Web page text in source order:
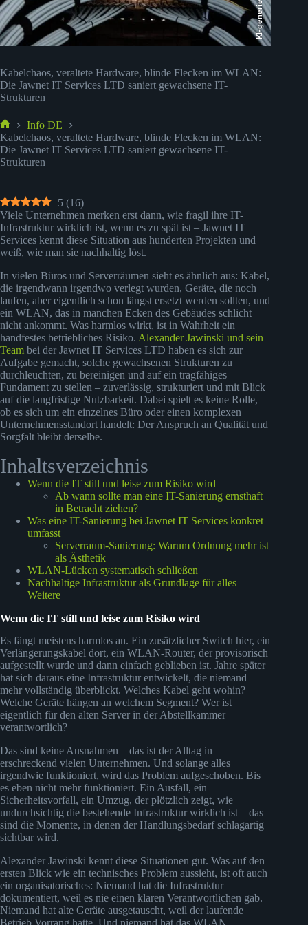
KI-generiert
Kabelchaos, veraltete Hardware, blinde Flecken im WLAN:
Die Jawnet IT Services LTD saniert gewachsene IT-
Strukturen
Start
Info DE
Kabelchaos, veraltete Hardware, blinde Flecken im WLAN:
Die Jawnet IT Services LTD saniert gewachsene IT-
Strukturen
5 (16)
Viele Unternehmen merken erst dann, wie fragil ihre IT-
Infrastruktur wirklich ist, wenn es zu spät ist – Jawnet IT
Services kennt diese Situation aus hunderten Projekten und
weiß, wie man sie nachhaltig löst.
In vielen Büros und Serverräumen sieht es ähnlich aus: Kabel,
die irgendwann irgendwo verlegt wurden, Geräte, die noch
laufen, aber eigentlich schon längst ersetzt werden sollten, und
ein WLAN, das in manchen Ecken des Gebäudes schlicht
nicht ankommt. Was harmlos wirkt, ist in Wahrheit ein
handfestes betriebliches Risiko. Alexander Jawinski und sein
Team bei der Jawnet IT Services LTD haben es sich zur
Aufgabe gemacht, solche gewachsenen Strukturen zu
durchleuchten, zu bereinigen und auf ein tragfähiges
Fundament zu stellen – zuverlässig, strukturiert und mit Blick
auf die langfristige Nutzbarkeit. Dabei spielt es keine Rolle,
ob es sich um ein einzelnes Büro oder einen komplexen
Unternehmensstandort handelt: Der Anspruch an Qualität und
Sorgfalt bleibt derselbe.
Inhaltsverzeichnis
Wenn die IT still und leise zum Risiko wird
Ab wann sollte man eine IT-Sanierung ernsthaft
in Betracht ziehen?
Was eine IT-Sanierung bei Jawnet IT Services konkret
umfasst
Serverraum-Sanierung: Warum Ordnung mehr ist
als Ästhetik
WLAN-Lücken systematisch schließen
Nachhaltige Infrastruktur als Grundlage für alles
Weitere
Wenn die IT still und leise zum Risiko wird
Es fängt meistens harmlos an. Ein zusätzlicher Switch hier, ein
Verlängerungskabel dort, ein WLAN-Router, der provisorisch
aufgestellt wurde und dann einfach geblieben ist. Jahre später
hat sich daraus eine Infrastruktur entwickelt, die niemand
mehr vollständig überblickt. Welches Kabel geht wohin?
Welche Geräte hängen an welchem Segment? Wer ist
eigentlich für den alten Server in der Abstellkammer
verantwortlich?
Das sind keine Ausnahmen – das ist der Alltag in
erschreckend vielen Unternehmen. Und solange alles
irgendwie funktioniert, wird das Problem aufgeschoben. Bis
es eben nicht mehr funktioniert. Ein Ausfall, ein
Sicherheitsvorfall, ein Umzug, der plötzlich zeigt, wie
undurchsichtig die bestehende Infrastruktur wirklich ist – das
sind die Momente, in denen der Handlungsbedarf schlagartig
sichtbar wird.
Alexander Jawinski kennt diese Situationen gut. Was auf den
ersten Blick wie ein technisches Problem aussieht, ist oft auch
ein organisatorisches: Niemand hat die Infrastruktur
dokumentiert, weil es nie einen klaren Verantwortlichen gab.
Niemand hat alte Geräte ausgetauscht, weil der laufende